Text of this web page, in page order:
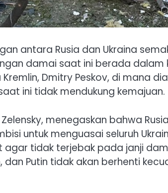
antara Rusia dan Ukraina
damai saat ini berada dalam
Dmitry Peskov, di mana
ini tidak mendukung kemajuan.
menegaskan bahwa
untuk menguasai seluruh
tidak terjebak pada janji
dan Putin tidak akan berhenti